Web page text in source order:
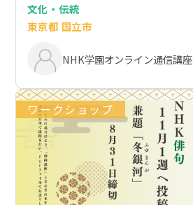
文化・伝統
東京都 国立市
NHK学園オンライン通信講座
ワークショップ